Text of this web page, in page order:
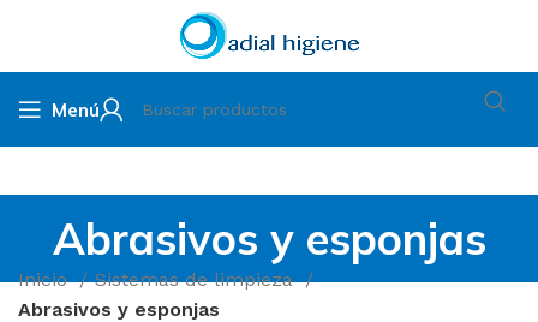
Menú
Abrasivos y esponjas
Inicio
Sistemas de limpieza
Abrasivos y esponjas